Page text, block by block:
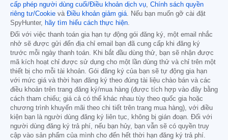
cấp phép người dùng cuối/Điều khoản dịch vụ, Chính sách quyền
riêng tư/Cookie và Điều khoản giảm giá. Nếu bạn muốn gỡ cài đặt
SpyHunter, hãy tìm hiểu cách thực hiện.
Đối với việc thanh toán gia hạn tự động gói đăng ký, một email nhắc
nhở sẽ được gửi đến địa chỉ email bạn đã cung cấp khi đăng ký
trước mỗi ngày thanh toán. Khi bắt đầu dùng thử, bạn sẽ nhận được
mã kích hoạt chỉ được sử dụng cho một lần dùng thử và chỉ trên một
thiết bị cho mỗi tài khoản. Gói đăng ký của bạn sẽ tự động gia hạn
với mức giá và thời hạn đăng ký theo đúng tài liệu chào bán và các
điều khoản trên trang đăng ký/mua hàng (được tích hợp vào đây bằng
cách tham chiếu; giá cả có thể khác nhau tùy theo quốc gia hoặc
chương trình khuyến mãi theo chi tiết trên trang mua hàng), với điều
kiện bạn là người dùng đăng ký liên tục, không bị gián đoạn. Đối với
người dùng đăng ký trả phí, nếu bạn hủy, bạn vẫn sẽ có quyền truy
cập vào sản phẩm của mình cho đến hết thời hạn đăng ký trả phí.